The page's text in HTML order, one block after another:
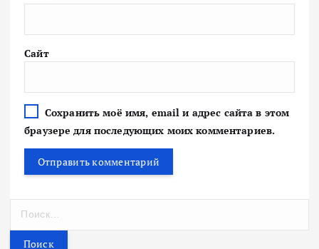
Сайт
Сохранить моё имя, email и адрес сайта в этом
браузере для последующих моих комментариев.